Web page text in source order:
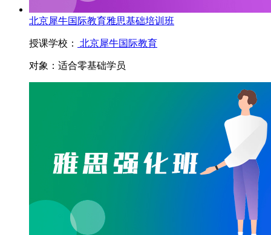
北京犀牛国际教育雅思基础培训班
授课学校： 北京犀牛国际教育
对象： 适合零基础学员